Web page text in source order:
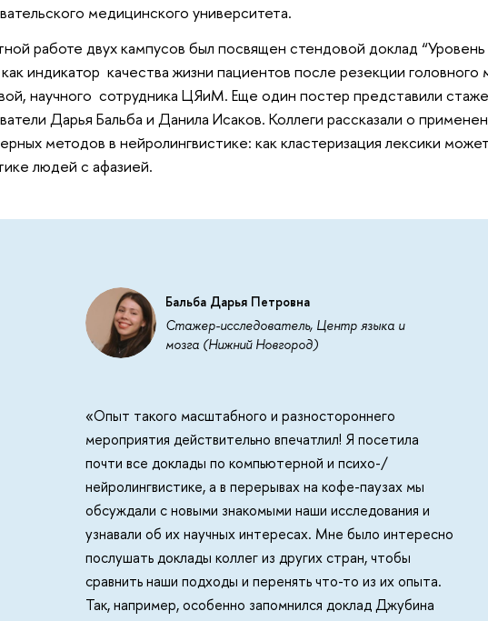
медицинского университета.
работе двух кампусов был посвящен стендовой доклад “Уровень
индикатор качества жизни пациентов после резекции головного
научного сотрудника ЦЯиМ. Еще один постер представили
Дарья Бальба и Данила Исаков. Коллеги рассказали о
методов в нейролингвистике: как кластеризация лексики
людей с афазией.
Бальба Дарья Петровна
Стажер-исследователь, Центр языка и
мозга (Нижний Новгород)
«Опыт такого масштабного и разностороннего
мероприятия действительно впечатлил! Я посетила
почти все доклады по компьютерной и психо-/
нейролингвистике, а в перерывах на кофе-паузах мы
обсуждали с новыми знакомыми наши исследования и
узнавали об их научных интересах. Мне было интересно
послушать доклады коллег из других стран, чтобы
сравнить наши подходы и перенять что-то из их опыта.
Так, например, особенно запомнился доклад Джубина